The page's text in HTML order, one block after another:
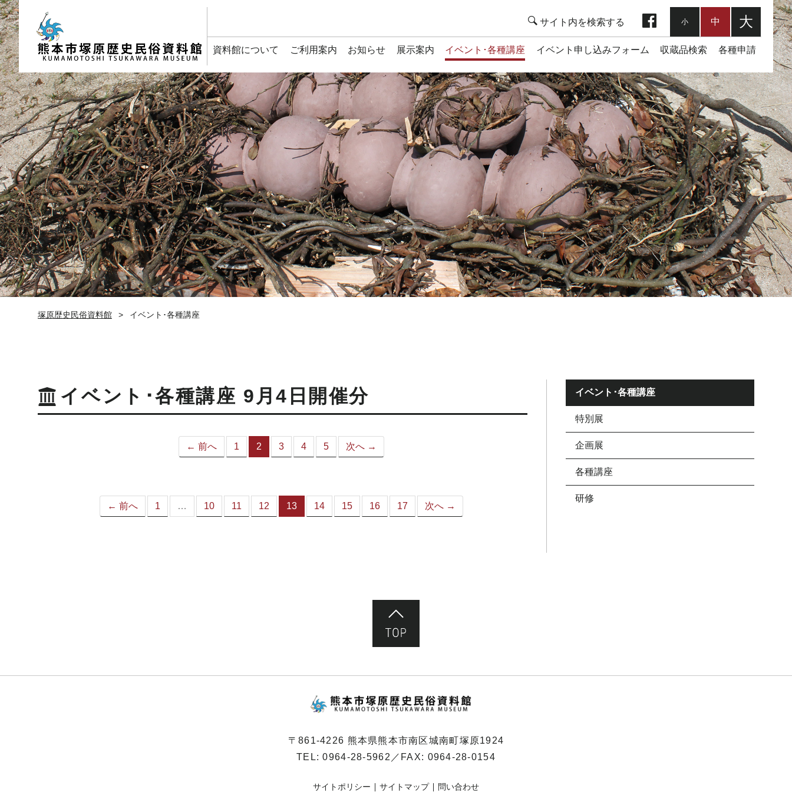
資料館について ご利用案内 お知らせ 展示案内 イベント･各種講座 イベント申し込みフォーム 収蔵品検索 各種申請
小 中 大
塚原歴史民俗資料館 イベント･各種講座
イベント･各種講座 9月4日開催分
← 前へ 1 2
（こ
ジ）
3 4 5 次へ →
← 前へ 1 … 10 11 12 13
（こ
14 15 16 17 次へ →
イベント･各種講座
特別展
企画展
各種講座
研修
〒861-4226 熊本県熊本市南区城南町塚原1924
TEL:0964-28-5962 ／FAX: 0964-28-0154
サイトポリシー サイトマップ 問い合わせ